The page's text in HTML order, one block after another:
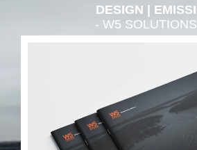
DESIGN
- W5